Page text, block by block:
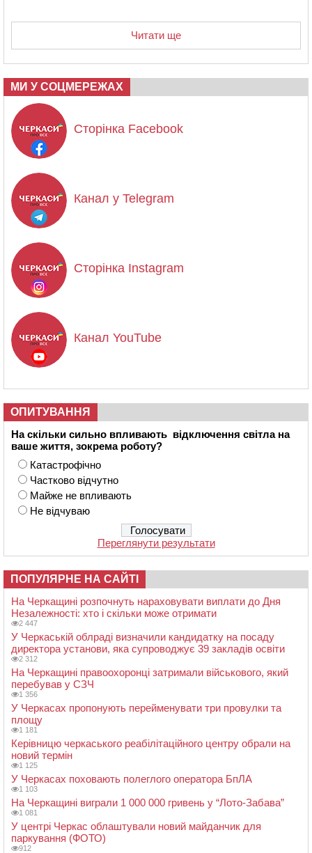
Читати ще
МИ У СОЦМЕРЕЖАХ
Сторінка Facebook
Канал у Telegram
Сторінка Instagram
Канал YouTube
ОПИТУВАННЯ
На скільки сильно впливають відключення світла на
ваше життя, зокрема роботу?
Катастрофічно
Частково відчутно
Майже не впливають
Не відчуваю
Переглянути результати
ПОПУЛЯРНЕ НА САЙТІ
На Черкащині розпочнуть нараховувати виплати до Дня
Незалежності: хто і скільки може отримати
2 447
У Черкаській облраді визначили кандидатку на посаду
директора установи, яка супроводжує 39 закладів освіти
2 312
На Черкащині правоохоронці затримали військового, який
перебував у СЗЧ
1 356
У Черкасах пропонують перейменувати три провулки та
площу
1 181
Керівницю черкаського реабілітаційного центру обрали на
новий термін
1 125
У Черкасах поховають полеглого оператора БпЛА
1 103
На Черкащині виграли 1 000 000 гривень у “Лото-Забава”
1 081
У центрі Черкас облаштували новий майданчик для
паркування (ФОТО)
912